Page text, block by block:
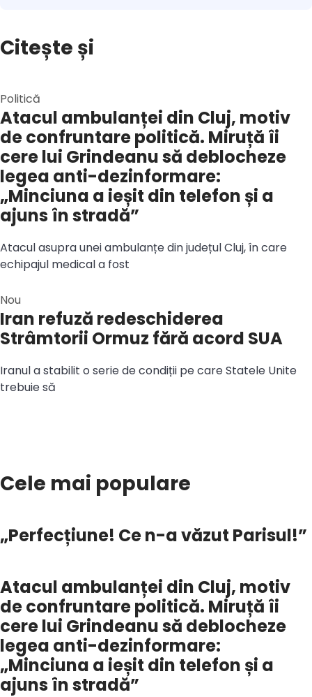
Citește și
Politică
Atacul ambulanței din Cluj, motiv
de confruntare politică. Miruță îi
cere lui Grindeanu să deblocheze
legea anti-dezinformare:
„Minciuna a ieșit din telefon și a
ajuns în stradă”
Atacul asupra unei ambulanțe din județul Cluj, în care
echipajul medical a fost
Nou
Iran refuză redeschiderea
Strâmtorii Ormuz fără acord SUA
Iranul a stabilit o serie de condiții pe care Statele Unite
trebuie să
Cele mai populare
„Perfecțiune! Ce n-a văzut Parisul!”
Atacul ambulanței din Cluj, motiv
de confruntare politică. Miruță îi
cere lui Grindeanu să deblocheze
legea anti-dezinformare:
„Minciuna a ieșit din telefon și a
ajuns în stradă”